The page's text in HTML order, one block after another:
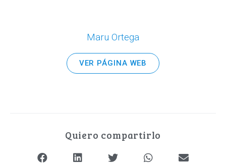
Maru Ortega
VER PÁGINA WEB
Quiero compartirlo